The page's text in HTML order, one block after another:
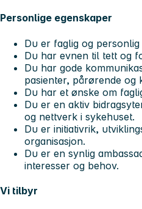
Personlige egenskaper
Du er faglig og
Du har evnen til tett og
Du har gode
pasienter, pårørende og
Du har et ønske om
Du er en aktiv
og nettverk i sykehuset.
Du er initiativrik,
organisasjon.
Du er en synlig
interesser og behov.
Vi tilbyr